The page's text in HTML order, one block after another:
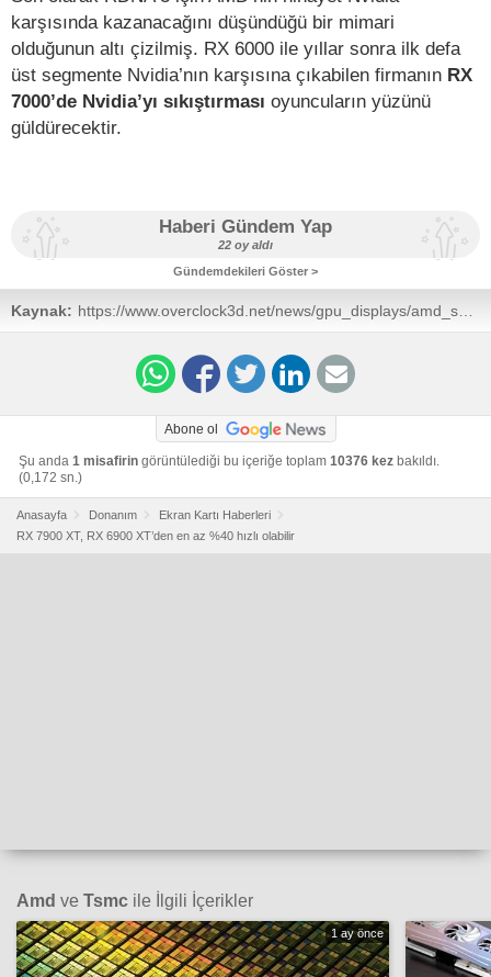
karşısında kazanacağını düşündüğü bir mimari
olduğunun altı çizilmiş. RX 6000 ile yıllar sonra ilk defa
üst segmente Nvidia’nın karşısına çıkabilen firmanın RX
7000’de Nvidia’yı sıkıştırması oyuncuların yüzünü
güldürecektir.
Haberi Gündem Yap
22 oy aldı
Gündemdekileri Göster >
Kaynak:
Abone ol
Şu anda 1 misafirin görüntülediği bu içeriğe toplam 10376 kez bakıldı.
(0,172 sn.)
Anasayfa Donanım
Ekran Kartı Haberleri
RX 7900 XT, RX 6900 XT’den en az %40 hızlı olabilir
Amd ve Tsmc ile İlgili İçerikler
1 ay önce